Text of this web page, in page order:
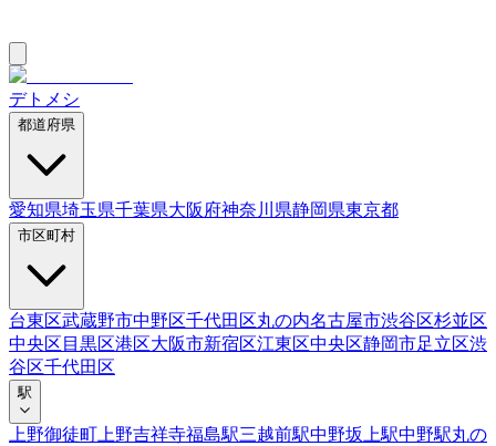
デトメシ
都道府県
愛知県埼玉県千葉県大阪府神奈川県静岡県東京都
市区町村
台東区武蔵野市中野区千代田区丸の内名古屋市渋谷区杉並区
中央区 目黒区港区大阪市新宿区江東区中央区静岡市足立区渋
谷区千代田区
駅
上野御徒町 上野吉祥寺福島駅三越前駅中野坂上駅中野駅丸の